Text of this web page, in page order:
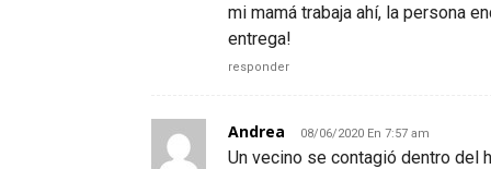
mi mamá trabaja ahí, la persona
entrega!
responder
Andrea 08/06/2020 En 7:57 am
Un vecino se contagió dentro del